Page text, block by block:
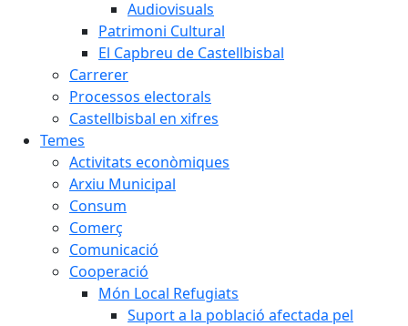
Audiovisuals
Patrimoni Cultural
El Capbreu de Castellbisbal
Carrerer
Processos electorals
Castellbisbal en xifres
Temes
Activitats econòmiques
Arxiu Municipal
Consum
Comerç
Comunicació
Cooperació
Món Local Refugiats
Suport a la població afectada pel